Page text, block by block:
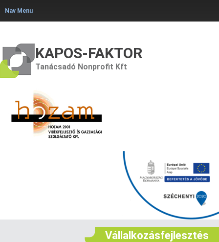
Nav Menu
KAPOS-FAKTOR
Tanácsadó Nonprofit Kft
Vállalkozásfejlesztés